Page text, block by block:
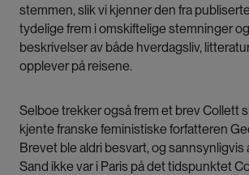
stemmen, slik vi kjenner den fra
tydelige frem i omskiftelige stemninger
beskrivelser av både hverdagsliv,
opplever på reisene.
Selboe trekker også frem et brev Collett
kjente franske feministiske forfatteren
Brevet ble aldri besvart, og sannsynligvis
Sand ikke var i Paris på det tidspunktet